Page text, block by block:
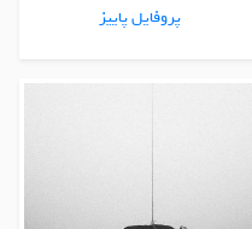
پروفایل پاییز